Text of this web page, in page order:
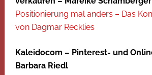
Positionierung mal anders – Das
von Dagmar Recklies
Kaleidocom – Pinterest- und
Barbara Riedl